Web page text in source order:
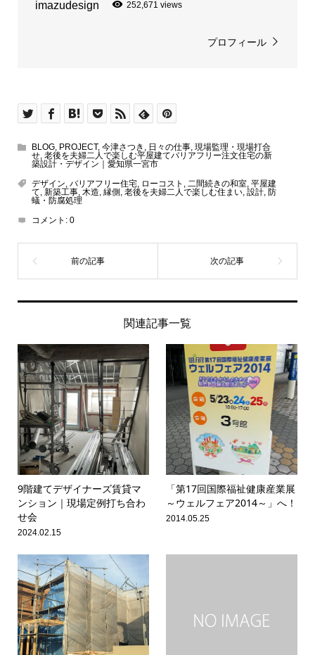
imazudesign 252,671 views
プロフィール
BLOG, PROJECT, 今津さつき 日々の仕事, 現場監理・現場打合
せ, 老後を夫婦二人で楽しむ平屋建てバリアフリー注文住宅の新
築設計・デザイン｜愛知県一宮市
デザイン バリアフリー住宅, ローコスト 二間続きの和室, 平屋建
て 新築工事, 木造 縁側 老後を夫婦二人で楽しむ住まい, 設計, 防
蟻・防腐処理
コメント: 0
関連記事一覧
9階建てデザイナーズ賃貸マ
ンション｜現場定例打ち合わ
せ会
2024.02.15
「第17回国際福祉健康産業展
～ウェルフェア2014～」へ！
2014.05.25